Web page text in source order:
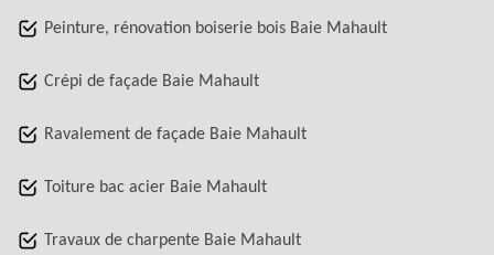
Peinture, rénovation boiserie bois Baie Mahault
Crépi de façade Baie Mahault
Ravalement de façade Baie Mahault
Toiture bac acier Baie Mahault
Travaux de charpente Baie Mahault